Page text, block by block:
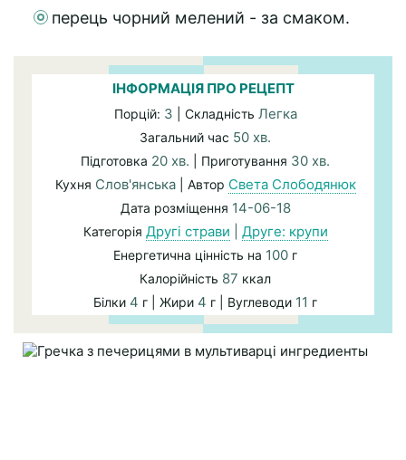
перець чорний мелений - за смаком.
ІНФОРМАЦІЯ ПРО РЕЦЕПТ
Порцій: 3 | Складність Легка
Загальний час 50 хв.
Підготовка 20 хв. | Приготування 30 хв.
Кухня Слов'янська| Автор Света Слободянюк
Дата розміщення 14-06-18
Категорія Другі страви Друге: крупи
Енергетична цінність на 100 г
Калорійність 87 ккал
Білки 4 г | Жири 4 г | Вуглеводи 11 г